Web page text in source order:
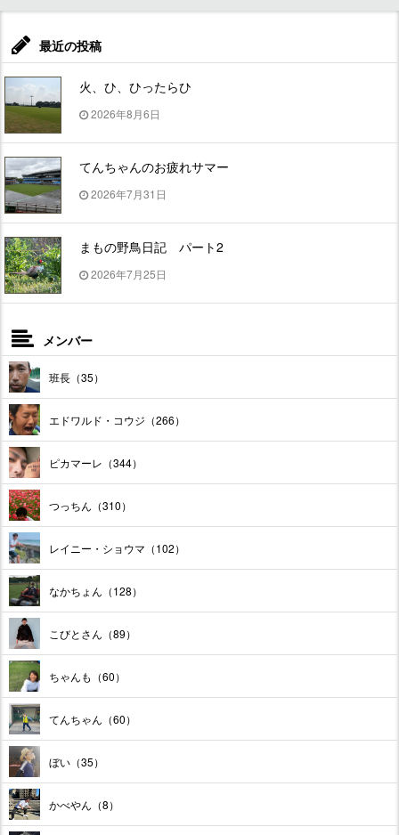
最近の投稿
火、ひ、ひったらひ
2026年8月6日
てんちゃんのお疲れサマー
2026年7月31日
まもの野鳥日記 パート2
2026年7月25日
メンバー
班長（35）
エドワルド・コウジ（266）
ピカマーレ（344）
つっちん（310）
レイニー・ショウマ（102）
なかちょん（128）
こびとさん（89）
ちゃんも（60）
てんちゃん（60）
ぼい（35）
かべやん（8）